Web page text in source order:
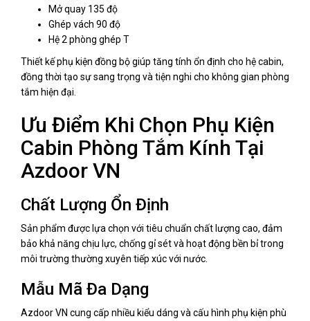
Mở quay 135 độ
Ghép vách 90 độ
Hệ 2 phòng ghép T
Thiết kế phụ kiện đồng bộ giúp tăng tính ổn định cho hệ cabin,
đồng thời tạo sự sang trọng và tiện nghi cho không gian phòng
tắm hiện đại.
Ưu Điểm Khi Chọn Phụ Kiện
Cabin Phòng Tắm Kính Tại
Azdoor VN
Chất Lượng Ổn Định
Sản phẩm được lựa chọn với tiêu chuẩn chất lượng cao, đảm
bảo khả năng chịu lực, chống gỉ sét và hoạt động bền bỉ trong
môi trường thường xuyên tiếp xúc với nước.
Mẫu Mã Đa Dạng
Azdoor VN cung cấp nhiều kiểu dáng và cấu hình phụ kiện phù